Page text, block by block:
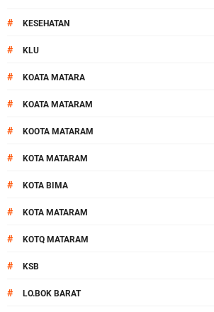
# KESEHATAN
# KLU
# KOATA MATARA
# KOATA MATARAM
# KOOTA MATARAM
# KOTA MATARAM
# KOTA BIMA
# KOTA MATARAM
# KOTQ MATARAM
# KSB
# LO.BOK BARAT